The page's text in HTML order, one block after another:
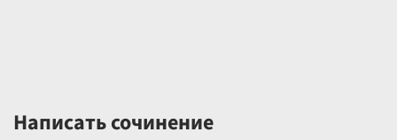
Написать сочинение